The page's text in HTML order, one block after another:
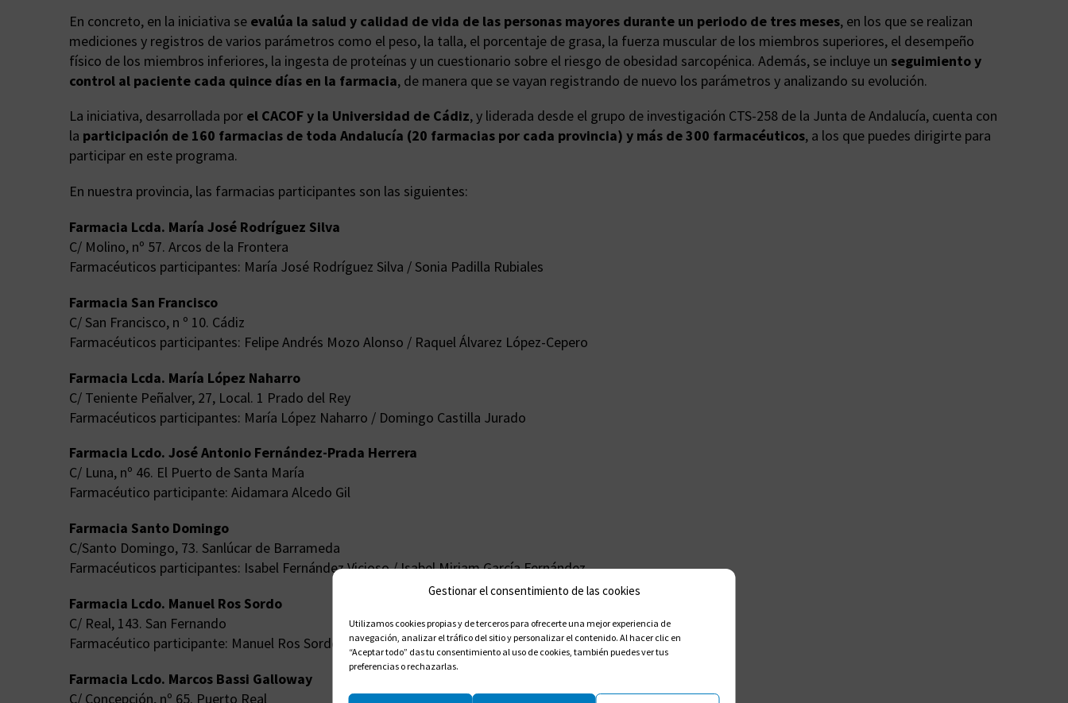
Gestionar el consentimiento de las cookies
Utilizamos cookies propias y de terceros para ofrecerte una mejor experiencia de
navegación, analizar el tráfico del sitio y personalizar el contenido. Al hacer clic en
“Aceptar todo” das tu consentimiento al uso de cookies, también puedes ver tus
preferencias o rechazarlas.
En concreto, en la iniciativa se evalúa la salud y calidad de vida de las personas mayores durante un periodo de tres meses, en los que se realizan
mediciones y registros de varios parámetros como el peso, la talla, el porcentaje de grasa, la fuerza muscular de los miembros superiores, el desempeño
físico de los miembros inferiores, la ingesta de proteínas y un cuestionario sobre el riesgo de obesidad sarcopénica. Además, se incluye un seguimiento y
control al paciente cada quince días en la farmacia, de manera que se vayan registrando de nuevo los parámetros y analizando su evolución.
La iniciativa, desarrollada por el CACOF y la Universidad de Cádiz, y liderada desde el grupo de investigación CTS-258 de la Junta de Andalucía, cuenta con
la participación de 160 farmacias de toda Andalucía (20 farmacias por cada provincia) y más de 300 farmacéuticos, a los que puedes dirigirte para
participar en este programa.
En nuestra provincia, las farmacias participantes son las siguientes:
Farmacia Lcda. María José Rodríguez Silva
C/ Molino, nº 57. Arcos de la Frontera
Farmacéuticos participantes: María José Rodríguez Silva / Sonia Padilla Rubiales
Farmacia San Francisco
C/ San Francisco, n º 10. Cádiz
Farmacéuticos participantes: Felipe Andrés Mozo Alonso / Raquel Álvarez López-Cepero
Farmacia Lcda. María López Naharro
C/ Teniente Peñalver, 27, Local. 1 Prado del Rey
Farmacéuticos participantes: María López Naharro / Domingo Castilla Jurado
Farmacia Lcdo. José Antonio Fernández-Prada Herrera
C/ Luna, nº 46. El Puerto de Santa María
Farmacéutico participante: Aidamara Alcedo Gil
Farmacia Santo Domingo
C/Santo Domingo, 73. Sanlúcar de Barrameda
Farmacéuticos participantes: Isabel Fernández Vicioso / Isabel Miriam García Fernández
Farmacia Lcdo. Manuel Ros Sordo
C/ Real, 143. San Fernando
Farmacéutico participante: Manuel Ros Sordo
Farmacia Lcdo. Marcos Bassi Galloway
C/ Concepción, nº 65. Puerto Real